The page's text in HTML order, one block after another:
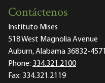
Contáctenos
Instituto Mises
518 West Magnolia Avenue
Auburn, Alabama 36832-4571
Phone: 334.321.2100
Fax: 334.321.2119